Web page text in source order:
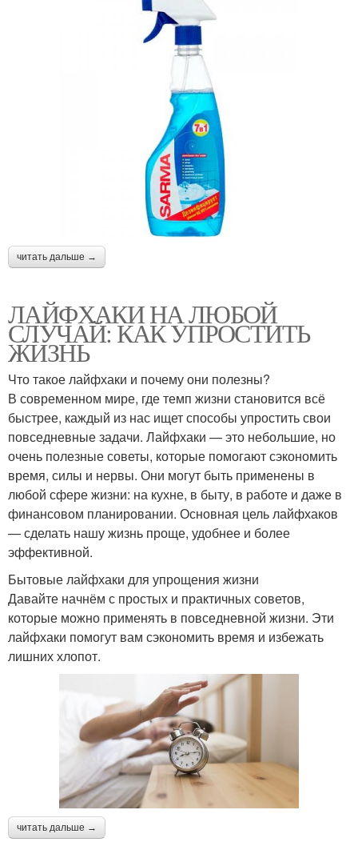
читать дальше →
ЛАЙФХАКИ НА ЛЮБОЙ
СЛУЧАЙ: КАК УПРОСТИТЬ
ЖИЗНЬ
Что такое лайфхаки и почему они полезны?
В современном мире, где темп жизни становится всё
быстрее, каждый из нас ищет способы упростить свои
повседневные задачи. Лайфхаки — это небольшие, но
очень полезные советы, которые помогают сэкономить
время, силы и нервы. Они могут быть применены в
любой сфере жизни: на кухне, в быту, в работе и даже в
финансовом планировании. Основная цель лайфхаков
— сделать нашу жизнь проще, удобнее и более
эффективной.
Бытовые лайфхаки для упрощения жизни
Давайте начнём с простых и практичных советов,
которые можно применять в повседневной жизни. Эти
лайфхаки помогут вам сэкономить время и избежать
лишних хлопот.
читать дальше →